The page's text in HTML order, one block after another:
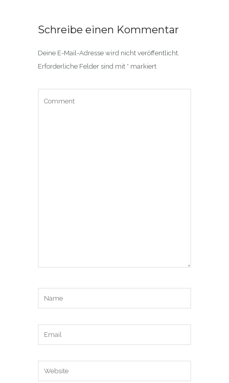
Schreibe einen Kommentar
Deine E-Mail-Adresse wird nicht veröffentlicht.
Erforderliche Felder sind mit * markiert